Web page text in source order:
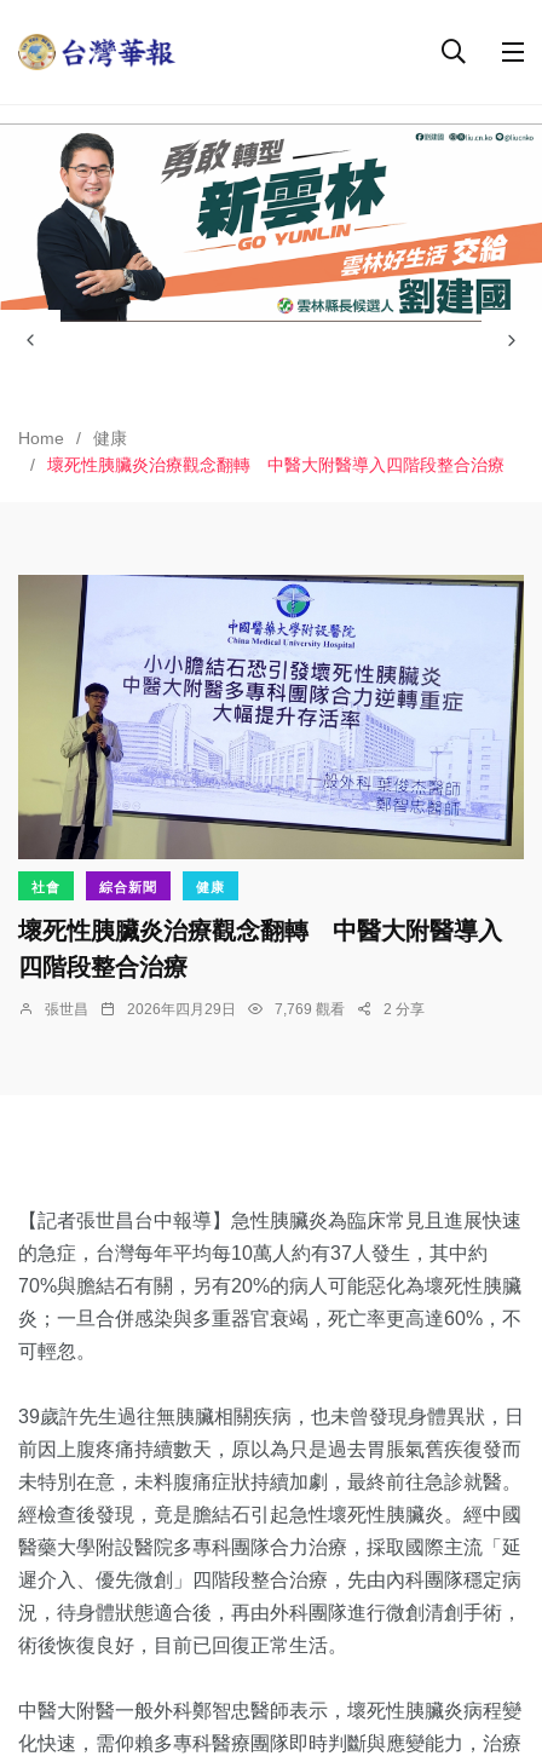
Home
健康
壞死性胰臟炎治療觀念翻轉 中醫大附醫導入四階段整合治療
社會 綜合新聞 健康
壞死性胰臟炎治療觀念翻轉 中醫大附醫導入
四階段整合治療
張世昌 2026年四月29日 7,769 觀看 2 分享
【記者張世昌台中報導】急性胰臟炎為臨床常見且進展快速
的急症，台灣每年平均每10萬人約有37人發生，其中約
70%與膽結石有關，另有20%的病人可能惡化為壞死性胰臟
炎；一旦合併感染與多重器官衰竭，死亡率更高達60%，不
可輕忽。
39歲許先生過往無胰臟相關疾病，也未曾發現身體異狀，日
前因上腹疼痛持續數天，原以為只是過去胃脹氣舊疾復發而
未特別在意，未料腹痛症狀持續加劇，最終前往急診就醫。
經檢查後發現，竟是膽結石引起急性壞死性胰臟炎。經中國
醫藥大學附設醫院多專科團隊合力治療，採取國際主流「延
遲介入、優先微創」四階段整合治療，先由內科團隊穩定病
況，待身體狀態適合後，再由外科團隊進行微創清創手術，
術後恢復良好，目前已回復正常生活。
中醫大附醫一般外科鄭智忠醫師表示，壞死性胰臟炎病程變
化快速，需仰賴多專科醫療團隊即時判斷與應變能力，治療